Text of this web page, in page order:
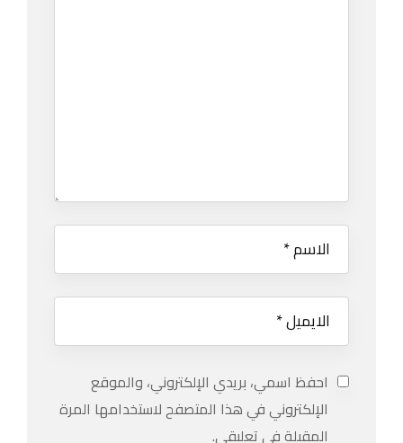
احفظ اسمي، بريدي الإلكتروني، والموقع
الإلكتروني في هذا المتصفح لاستخدامها المرة
المقبلة في تعليقي.